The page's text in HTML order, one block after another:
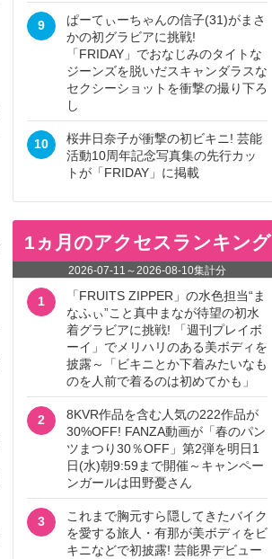
9
ぱーてぃーちゃんの信子(31)がまさ
かの初グラビアに挑戦!
「FRIDAY」でおなじみのタイトな
ジーンズを脱いだスキャンダラスな
セクシーショットを衝撃の撮り下ろ
し
10
桜井日奈子が衝撃の初ビキニ! 芸能
活動10周年記念写真集の先行カッ
トが「FRIDAY」に掲載
1ヵ月のアクセスランキング
2026-07-11 ～2026-08-10集計分
1
「FRUITS ZIPPER」の水色担当“ま
なふぃ”こと真中まなが待望の初水
着グラビアに挑戦! 「週刊プレイボ
ーイ」でメリハリのある美ボディを
披露～「ビキニとか下着みたいなも
のを人前で着るのは初めてかも」
2
8KVR作品を含む人気の222作品が
30%OFF! FANZA動画が「春のパン
ツまつり30％OFF」第2弾を明日1
日(水)朝9:59まで開催～キャンペー
ンガールは田野憂さん
3
これまで胸元すら隠してきたバイク
を愛する旅人・有那が美ボディをビ
キニなどで初披露! 芸能界デビュー